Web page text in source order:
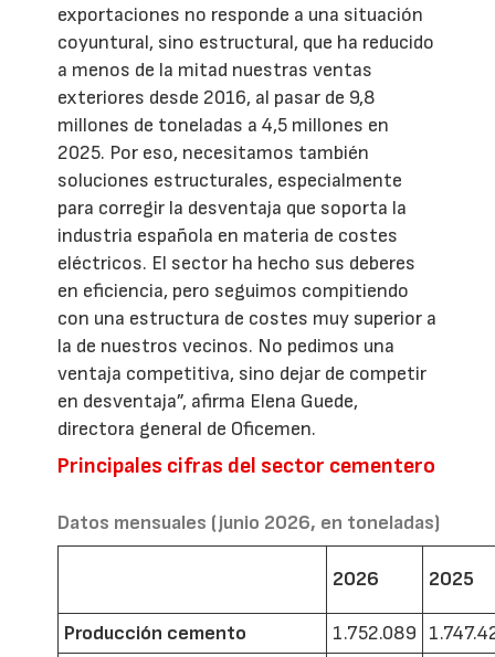
exportaciones no responde a una situación
coyuntural, sino estructural, que ha reducido
a menos de la mitad nuestras ventas
exteriores desde 2016, al pasar de 9,8
millones de toneladas a 4,5 millones en
2025. Por eso, necesitamos también
soluciones estructurales, especialmente
para corregir la desventaja que soporta la
industria española en materia de costes
eléctricos. El sector ha hecho sus deberes
en eficiencia, pero seguimos compitiendo
con una estructura de costes muy superior a
la de nuestros vecinos. No pedimos una
ventaja competitiva, sino dejar de competir
en desventaja”, afirma Elena Guede,
directora general de Oficemen.
Principales cifras del sector cementero
Datos mensuales (junio 2026, en toneladas)
2026 2025
Producción cemento 1.752.089